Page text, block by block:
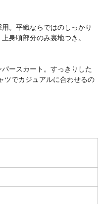
。平織ならではのしっかり
身頃部分のみ裏地つき。
ースカート。すっきりした
ツでカジュアルに合わせるの